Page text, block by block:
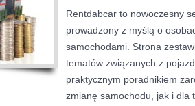
Rentdabcar to nowoczesny
prowadzony z myślą o
samochodami. Strona
tematów związanych z
praktycznym poradnikiem
zmianę samochodu, jak i dla